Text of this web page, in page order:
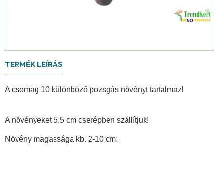
TERMÉK LEÍRÁS
A csomag 10 különböző pozsgás növényt tartalmaz!
A növényeket 5.5 cm cserépben szállítjuk!
Növény magassága kb. 2-10 cm.